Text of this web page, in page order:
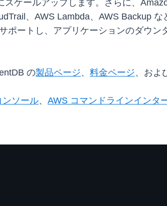
ケールアップします。さらに、
、AWS Lambda、AWS Backup な
ートし、アプリケーションのダウン
の製品ページ、 料金ページ、およ
ンソール、 AWS コマンドラインインタ